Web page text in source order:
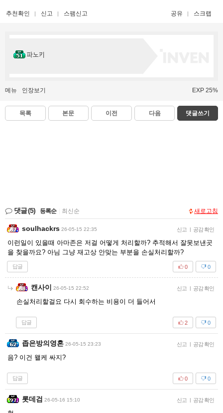
추천확인 신고 스팸신고 공유 스크랩
파노키
메뉴 인장보기 EXP 25%
목록 본문 이전 다음 댓글쓰기
댓글(5) 등록순 최신순 새로고침
soulhackrs 26-05-15 22:35 신고 공감 확인
이런일이 있을때 아마존은 저걸 어떻게 처리할까? 추적해서 잘못보낸곳
을 찾을까요? 아님 그냥 재고상 안맞는 부분을 손실처리할까?
답글 0
0
캔사이 26-05-15 22:52 신고 공감 확인
손실처리할걸요 다시 회수하는 비용이 더 들어서
답글 0
2
좁은방의영혼 26-05-15 23:23 신고 공감 확인
음? 이건 왤케 싸지?
답글 0
0
롯데검 26-05-16 15:10 신고 공감 확인